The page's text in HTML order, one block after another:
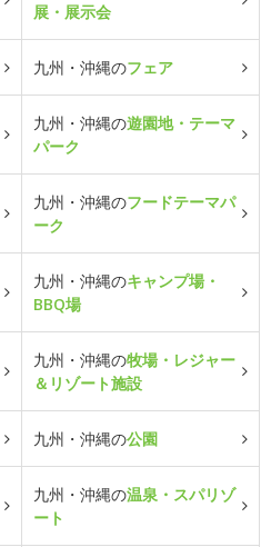
展・展示会
九州・沖縄のフェア
九州・沖縄の遊園地・テーマ
パーク
九州・沖縄のフードテーマパ
ーク
九州・沖縄のキャンプ場・
BBQ場
九州・沖縄の牧場・レジャー
＆リゾート施設
九州・沖縄の公園
九州・沖縄の温泉・スパリゾ
ート